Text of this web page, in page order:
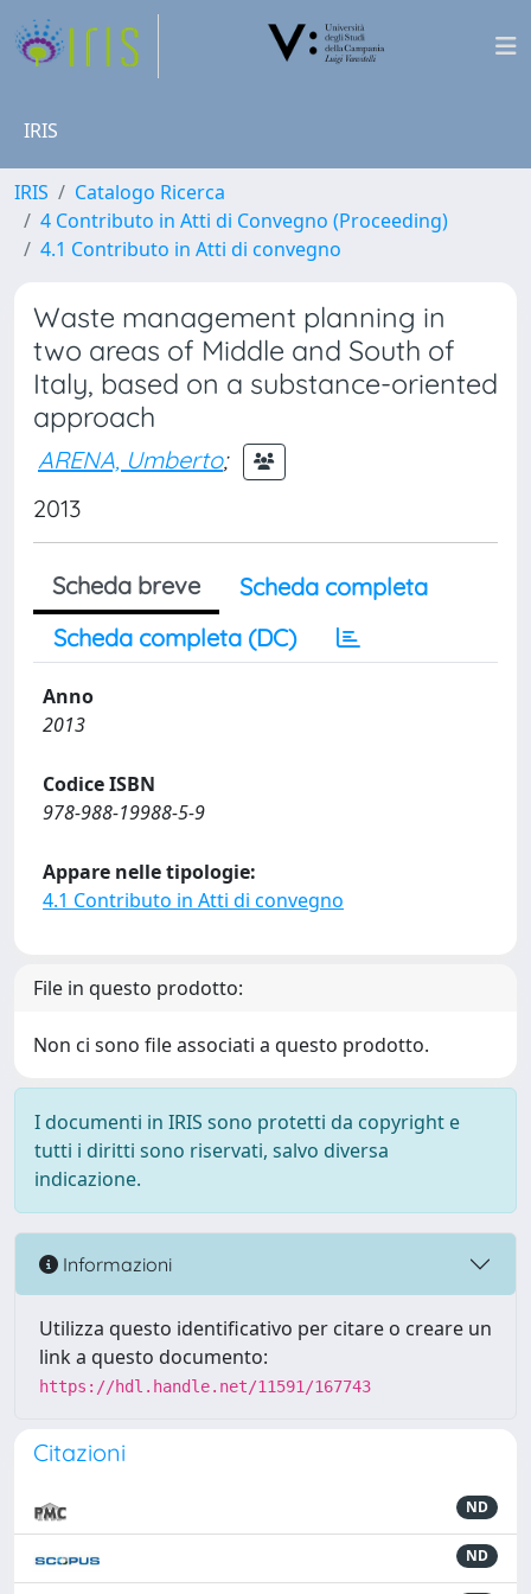
IRIS
IRIS
Catalogo Ricerca
4 Contributo in Atti di Convegno (Proceeding)
4.1 Contributo in Atti di convegno
Waste management planning in
two areas of Middle and South of
Italy, based on a substance-oriented
approach
ARENA, Umberto;
2013
Scheda breve
Scheda completa
Scheda completa (DC)
Anno
2013
Codice ISBN
978-988-19988-5-9
Appare nelle tipologie:
4.1 Contributo in Atti di convegno
File in questo prodotto:
Non ci sono file associati a questo prodotto.
I documenti in IRIS sono protetti da copyright e
tutti i diritti sono riservati, salvo diversa
indicazione.
Informazioni
Utilizza questo identificativo per citare o creare un
link a questo documento:
https://hdl.handle.net/11591/167743
Citazioni
ND
ND